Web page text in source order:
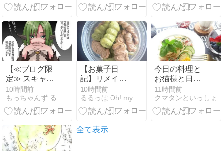
かがついて来
ラインストー
は？
【≪ブログ限
定≫ スキャン
ダル /『漫画
(梨莎の日常/
オリキャラ/第
(2026/08/08
[28記事目])
10時間前
【お菓子日
記】リメイク
ティラミス…
失敗つづきに
つき
10時間前
今日の料理と
お猫様と日本
のお土産
11時間前
クマタンといっしょ
全て表示